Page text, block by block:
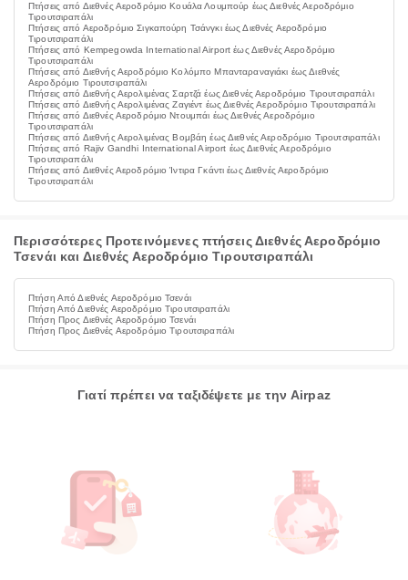
Πτήσεις από Διεθνές Αεροδρόμιο Κουάλα Λουμπούρ έως Διεθνές Αεροδρόμιο
Τιρουτσιραπάλι
Πτήσεις από Αεροδρόμιο Σιγκαπούρη Τσάνγκι έως Διεθνές Αεροδρόμιο
Τιρουτσιραπάλι
Πτήσεις από Kempegowda International Airport έως Διεθνές Αεροδρόμιο
Τιρουτσιραπάλι
Πτήσεις από Διεθνής Αεροδρόμιο Κολόμπο Μπανταραναγιάκι έως Διεθνές
Αεροδρόμιο Τιρουτσιραπάλι
Πτήσεις από Διεθνής Αερολιμένας Σαρτζά έως Διεθνές Αεροδρόμιο Τιρουτσιραπάλι
Πτήσεις από Διεθνής Αερολιμένας Ζαγιέντ έως Διεθνές Αεροδρόμιο Τιρουτσιραπάλι
Πτήσεις από Διεθνές Αεροδρόμιο Ντουμπάι έως Διεθνές Αεροδρόμιο
Τιρουτσιραπάλι
Πτήσεις από Διεθνής Αερολιμένας Βομβάη έως Διεθνές Αεροδρόμιο Τιρουτσιραπάλι
Πτήσεις από Rajiv Gandhi International Airport έως Διεθνές Αεροδρόμιο
Τιρουτσιραπάλι
Πτήσεις από Διεθνές Αεροδρόμιο Ίντιρα Γκάντι έως Διεθνές Αεροδρόμιο
Τιρουτσιραπάλι
Περισσότερες Προτεινόμενες πτήσεις Διεθνές Αεροδρόμιο
Τσενάι και Διεθνές Αεροδρόμιο Τιρουτσιραπάλι
Πτήση Από Διεθνές Αεροδρόμιο Τσενάι
Πτήση Από Διεθνές Αεροδρόμιο Τιρουτσιραπάλι
Πτήση Προς Διεθνές Αεροδρόμιο Τσενάι
Πτήση Προς Διεθνές Αεροδρόμιο Τιρουτσιραπάλι
Γιατί πρέπει να ταξιδέψετε με την Airpaz